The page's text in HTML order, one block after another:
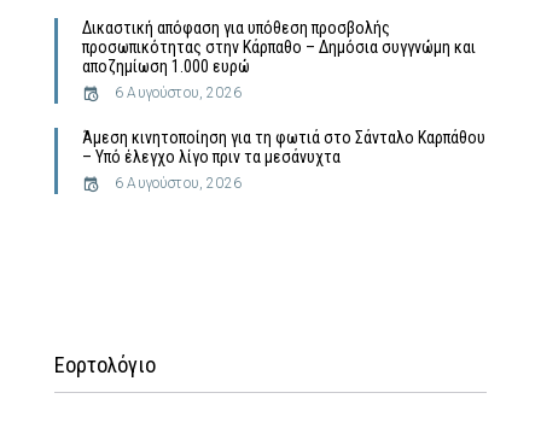
Δικαστική απόφαση για υπόθεση προσβολής
προσωπικότητας στην Κάρπαθο – Δημόσια συγγνώμη και
αποζημίωση 1.000 ευρώ
6 Αυγούστου, 2026
Άμεση κινητοποίηση για τη φωτιά στο Σάνταλο Καρπάθου
– Υπό έλεγχο λίγο πριν τα μεσάνυχτα
6 Αυγούστου, 2026
Εορτολόγιο